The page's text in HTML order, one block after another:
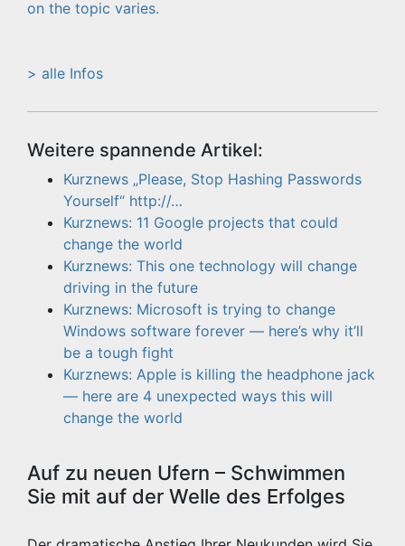
> alle Infos
Weitere spannende Artikel:
Kurznews „Please, Stop Hashing Passwords
Yourself“ http://…
Kurznews: 11 Google projects that could
change the world
Kurznews: This one technology will change
driving in the future
Kurznews: Microsoft is trying to change
Windows software forever — here’s why it’ll
be a tough fight
Kurznews: Apple is killing the headphone jack
— here are 4 unexpected ways this will
change the world
Auf zu neuen Ufern – Schwimmen
Sie mit auf der Welle des Erfolges